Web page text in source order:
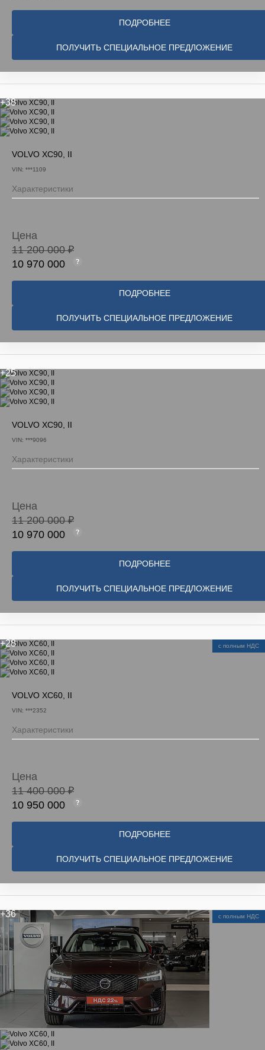
ПОДРОБНЕЕ
ПОЛУЧИТЬ СПЕЦИАЛЬНОЕ ПРЕДЛОЖЕНИЕ
+38
VOLVO XC90, II
VIN: ***1109
Характеристики
Цена
11 200 000 ₽
10 970 000
ПОДРОБНЕЕ
ПОЛУЧИТЬ СПЕЦИАЛЬНОЕ ПРЕДЛОЖЕНИЕ
+25
VOLVO XC90, II
VIN: ***9096
Характеристики
Цена
11 200 000 ₽
10 970 000
ПОДРОБНЕЕ
ПОЛУЧИТЬ СПЕЦИАЛЬНОЕ ПРЕДЛОЖЕНИЕ
с полным НДС
+28
VOLVO XC60, II
VIN: ***2352
Характеристики
Цена
11 400 000 ₽
10 950 000
ПОДРОБНЕЕ
ПОЛУЧИТЬ СПЕЦИАЛЬНОЕ ПРЕДЛОЖЕНИЕ
с полным НДС
+36